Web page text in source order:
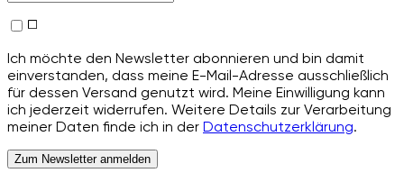
Ich möchte den Newsletter abonnieren und bin damit
einverstanden, dass meine E-Mail-Adresse ausschließlich
für dessen Versand genutzt wird. Meine Einwilligung kann
ich jederzeit widerrufen. Weitere Details zur Verarbeitung
meiner Daten finde ich in der Datenschutzerklärung.
Zum Newsletter anmelden